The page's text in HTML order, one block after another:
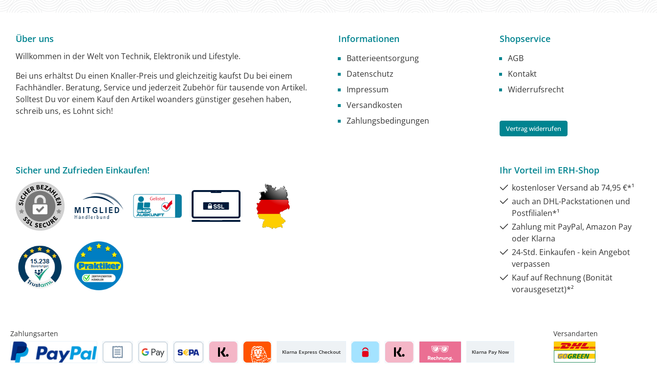
Über uns
Willkommen in der Welt von Technik, Elektronik und Lifestyle.
Bei uns erhältst Du einen Knaller-Preis und gleichzeitig kaufst Du bei einem
Fachhändler. Beratung, Service und jederzeit Zubehör für tausende von Artikel.
Solltest Du vor einem Kauf den Artikel woanders günstiger gesehen haben,
schreib uns, es Lohnt sich!
Informationen
Batterieentsorgung
Datenschutz
Impressum
Versandkosten
Zahlungsbedingungen
Shopservice
AGB
Kontakt
Widerrufsrecht
Vertrag widerrufen
Sicher und Zufrieden Einkaufen! Ihr Vorteil im ERH-Shop
kostenloser Versand ab 74,95 €*¹
auch an DHL-Packstationen und
Postfilialen*¹
Zahlung mit PayPal, Amazon Pay
oder Klarna
24-Std. Einkaufen - kein Angebot
verpassen
Kauf auf Rechnung (Bonität
vorausgesetzt)*²
Zahlungsarten
Klarna Express Checkout Klarna Pay Now
Versandarten